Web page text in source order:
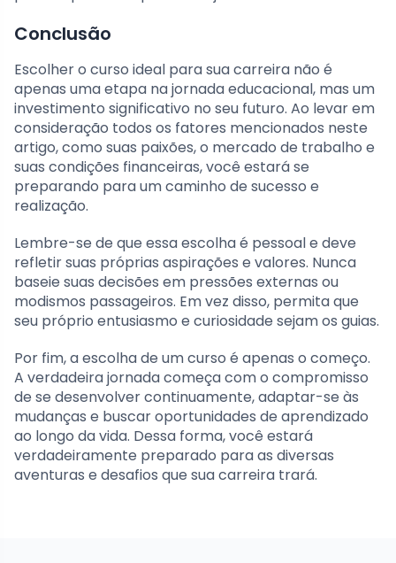
Conclusão
Escolher o curso ideal para sua carreira não é
apenas uma etapa na jornada educacional, mas um
investimento significativo no seu futuro. Ao levar em
consideração todos os fatores mencionados neste
artigo, como suas paixões, o mercado de trabalho e
suas condições financeiras, você estará se
preparando para um caminho de sucesso e
realização.
Lembre-se de que essa escolha é pessoal e deve
refletir suas próprias aspirações e valores. Nunca
baseie suas decisões em pressões externas ou
modismos passageiros. Em vez disso, permita que
seu próprio entusiasmo e curiosidade sejam os guias.
Por fim, a escolha de um curso é apenas o começo.
A verdadeira jornada começa com o compromisso
de se desenvolver continuamente, adaptar-se às
mudanças e buscar oportunidades de aprendizado
ao longo da vida. Dessa forma, você estará
verdadeiramente preparado para as diversas
aventuras e desafios que sua carreira trará.